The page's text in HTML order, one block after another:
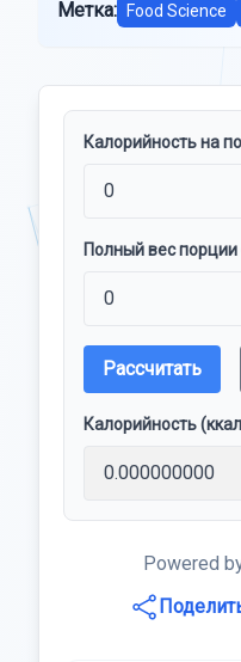
Метка:
Food Science
Калорийность на
Полный вес порции
Рассчитать
Калорийность
Powered